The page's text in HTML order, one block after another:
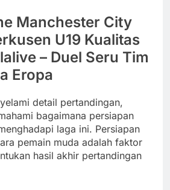
Manchester City
U19 Kualitas
– Duel Seru Tim
Eropa
detail pertandingan,
bagaimana persiapan
laga ini. Persiapan
pemain muda adalah faktor
hasil akhir pertandingan